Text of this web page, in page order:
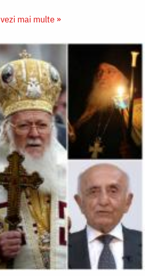
vezi mai multe »